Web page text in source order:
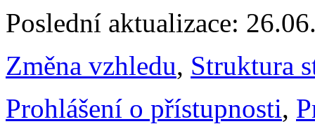
Poslední aktualizace:
Změna vzhledu, Struktura
Prohlášení o přístupnosti,